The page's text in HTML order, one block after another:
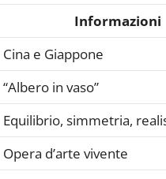
Informazioni
Cina e Giappone
“Albero in vaso”
Equilibrio, simmetria,
Opera d’arte vivente